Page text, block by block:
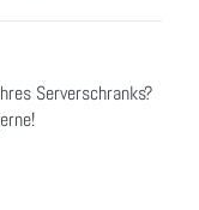
Serverschranks?